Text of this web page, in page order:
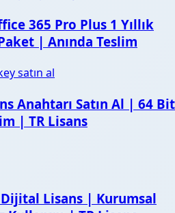
365 Pro Plus 1 Yıllık
| Anında Teslim
Anahtarı Satın Al | 64 Bit
| TR Lisans
Dijital Lisans | Kurumsal